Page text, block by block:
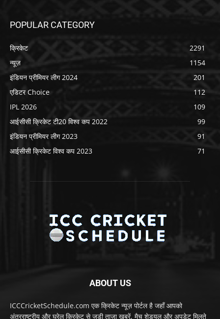
POPULAR CATEGORY
क्रिकेट
2291
न्यूज़
1154
इंडियन प्रीमियर लीग 2024
201
एडिटर Choice
112
IPL 2026
109
आईसीसी क्रिकेट टी20 विश्व कप 2022
99
इंडियन प्रीमियर लीग 2023
91
आईसीसी क्रिकेट विश्व कप 2023
71
ABOUT US
ICCCricketSchedule.com एक क्रिकेट न्यूज़ पोर्टल है जहाँ आपको
अंतरराष्ट्रीय और घरेलू क्रिकेट से जुड़ी ताज़ा खबरें, मैच शेड्यूल और अपडेट मिलते